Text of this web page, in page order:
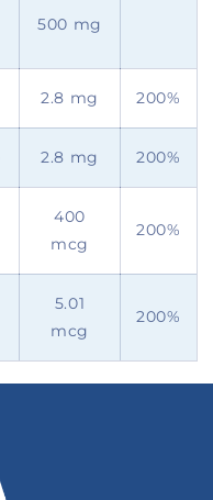
500 mg
2.8 mg 200%
2.8 mg 200%
400
mcg
200%
5.01
mcg
200%